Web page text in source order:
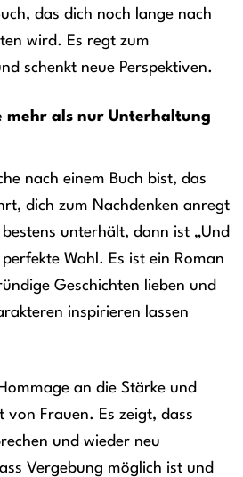
das dich noch lange nach
wird. Es regt zum
schenkt neue Perspektiven.
mehr als nur Unterhaltung
nach einem Buch bist, das
dich zum Nachdenken anregt
unterhält, dann ist „Und
Wahl. Es ist ein Roman
Geschichten lieben und
inspirieren lassen
an die Stärke und
von Frauen. Es zeigt, dass
und wieder neu
Vergebung möglich ist und